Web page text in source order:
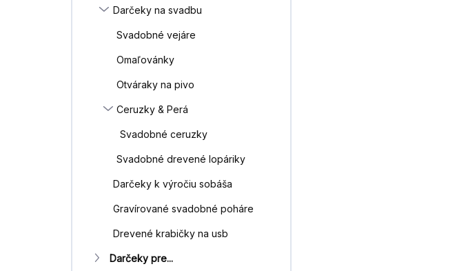
Darčeky na svadbu
Svadobné vejáre
Omaľovánky
Otváraky na pivo
Ceruzky & Perá
Svadobné ceruzky
Svadobné drevené lopáriky
Darčeky k výročiu sobáša
Gravírované svadobné poháre
Drevené krabičky na usb
Darčeky pre...